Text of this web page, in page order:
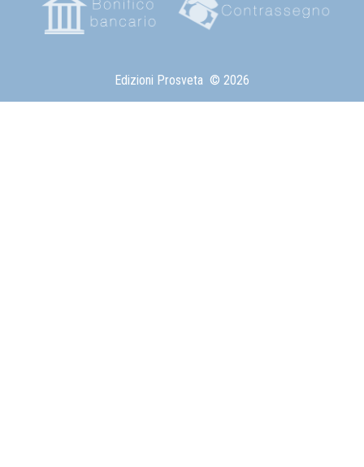
Edizioni Prosveta © 2026